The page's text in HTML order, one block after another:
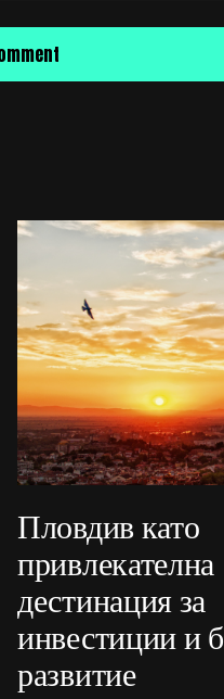
Пловдив като
привлекателна
дестинация за
инвестиции и
развитие